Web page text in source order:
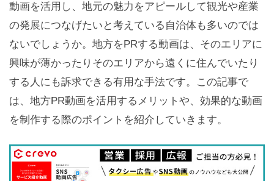
動画を活用し、地元の魅力をアピールして観光や産業
の発展につなげたいと考えている自治体も多いのでは
ないでしょうか。地方をPRする動画は、そのエリアに
興味が薄かったりそのエリアから遠くに住んでいたり
する人にも訴求できる有用な手法です。この記事で
は、地方PR動画を活用するメリットや、効果的な動画
を制作する際のポイントを紹介していきます。